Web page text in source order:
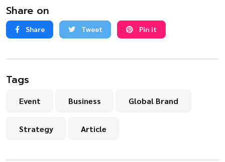
Share on
Share Tweet Pin it
Tags
Event Business Global Brand
Strategy Article